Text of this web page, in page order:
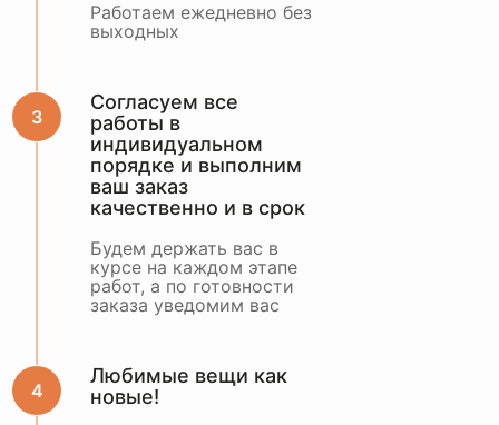
Работаем ежедневно без
выходных
Согласуем все
работы в
индивидуальном
порядке и выполним
ваш заказ
качественно и в срок
Будем держать вас в
курсе на каждом этапе
работ, а по готовности
заказа уведомим вас
Любимые вещи как
новые!